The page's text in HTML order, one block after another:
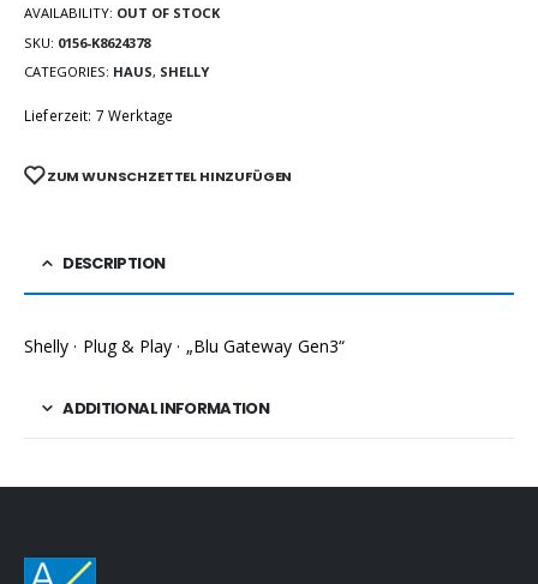
AVAILABILITY: OUT OF STOCK
SKU: 0156-K8624378
CATEGORIES: HAUS, SHELLY
Lieferzeit: 7 Werktage
ZUM WUNSCHZETTEL HINZUFÜGEN
DESCRIPTION
Shelly · Plug & Play · „Blu Gateway Gen3“
ADDITIONAL INFORMATION